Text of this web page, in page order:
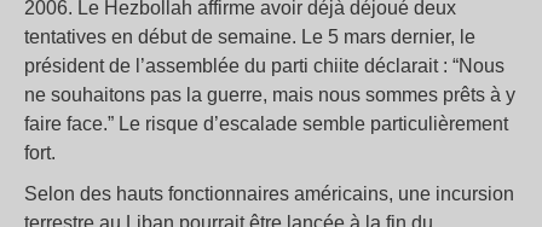
2006. Le Hezbollah affirme avoir déjà déjoué deux
tentatives en début de semaine. Le 5 mars dernier, le
président de l’assemblée du parti chiite déclarait : “Nous
ne souhaitons pas la guerre, mais nous sommes prêts à y
faire face.” Le risque d’escalade semble particulièrement
fort.
Selon des hauts fonctionnaires américains, une incursion
terrestre au Liban pourrait être lancée à la fin du